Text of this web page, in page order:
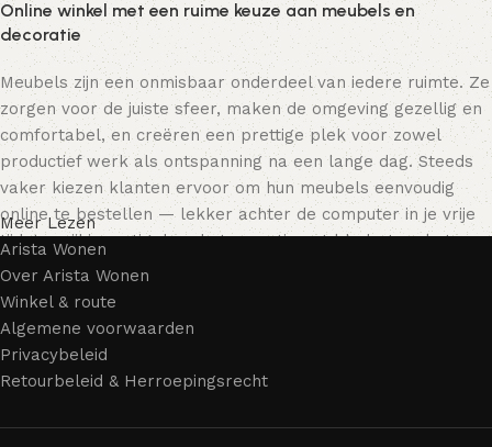
Online winkel met een ruime keuze aan meubels en
decoratie
Meubels zijn een onmisbaar onderdeel van iedere ruimte. Ze
zorgen voor de juiste sfeer, maken de omgeving gezellig en
comfortabel, en creëren een prettige plek voor zowel
productief werk als ontspanning na een lange dag. Steeds
vaker kiezen klanten ervoor om hun meubels eenvoudig
online te bestellen — lekker achter de computer in je vrije
tijd, terwijl je rustig door het assortiment bladert en het
meubelstuk kiest dat bij je past. Onze online winkel biedt
een uitgebreide catalogus met meubels voor zowel thuis als
kantoor.
Meubelproductie is een moderne vorm van kunst
Meer Lezen
Arista Wonen
Over Arista Wonen
Winkel & route
Algemene voorwaarden
Privacybeleid
Retourbeleid & Herroepingsrecht